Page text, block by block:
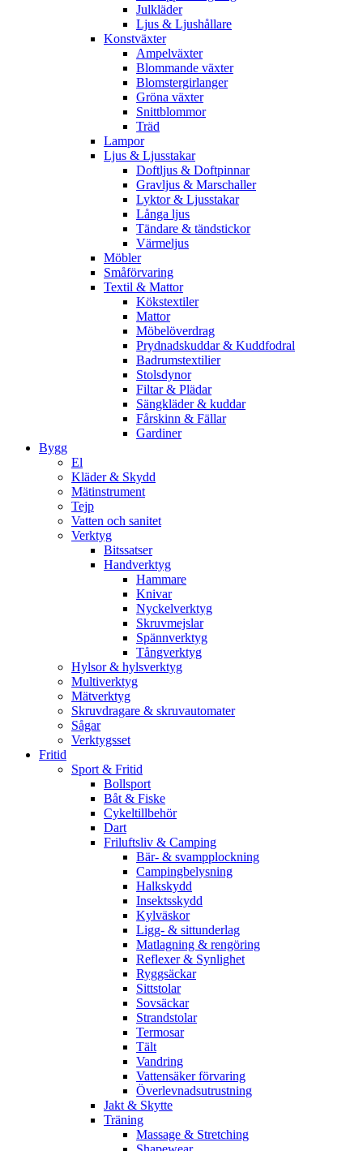
Julkläder
Ljus & Ljushållare
Konstväxter
Ampelväxter
Blommande växter
Blomstergirlanger
Gröna växter
Snittblommor
Träd
Lampor
Ljus & Ljusstakar
Doftljus & Doftpinnar
Gravljus & Marschaller
Lyktor & Ljusstakar
Långa ljus
Tändare & tändstickor
Värmeljus
Möbler
Småförvaring
Textil & Mattor
Kökstextiler
Mattor
Möbelöverdrag
Prydnadskuddar & Kuddfodral
Badrumstextilier
Stolsdynor
Filtar & Plädar
Sängkläder & kuddar
Fårskinn & Fällar
Gardiner
Bygg
El
Kläder & Skydd
Mätinstrument
Tejp
Vatten och sanitet
Verktyg
Bitssatser
Handverktyg
Hammare
Knivar
Nyckelverktyg
Skruvmejslar
Spännverktyg
Tångverktyg
Hylsor & hylsverktyg
Multiverktyg
Mätverktyg
Skruvdragare & skruvautomater
Sågar
Verktygsset
Fritid
Sport & Fritid
Bollsport
Båt & Fiske
Cykeltillbehör
Dart
Friluftsliv & Camping
Bär- & svampplockning
Campingbelysning
Halkskydd
Insektsskydd
Kylväskor
Ligg- & sittunderlag
Matlagning & rengöring
Reflexer & Synlighet
Ryggsäckar
Sittstolar
Sovsäckar
Strandstolar
Termosar
Tält
Vandring
Vattensäker förvaring
Överlevnadsutrustning
Jakt & Skytte
Träning
Massage & Stretching